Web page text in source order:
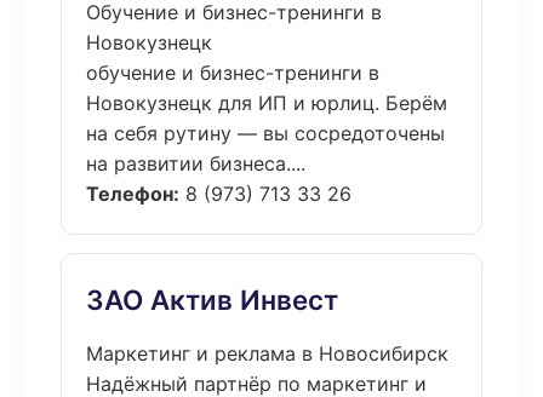
Обучение и бизнес-тренинги в
Новокузнецк
обучение и бизнес-тренинги в
Новокузнецк для ИП и юрлиц. Берём
на себя рутину — вы сосредоточены
на развитии бизнеса....
Телефон: 8 (973) 713 33 26
ЗАО Актив Инвест
Маркетинг и реклама в Новосибирск
Надёжный партнёр по маркетинг и